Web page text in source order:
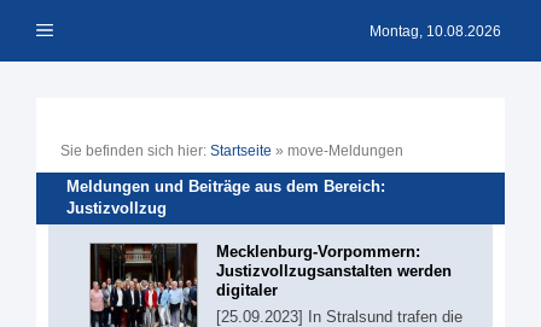
Inhalt Menü Montag, 10.08.2026
Sie befinden sich hier: Startseite » move-Meldungen
Meldungen und Beiträge aus dem Bereich:
Justizvollzug
Mecklenburg-Vorpommern:
Justizvollzugsanstalten werden
digitaler
[25.09.2023] In Stralsund trafen die